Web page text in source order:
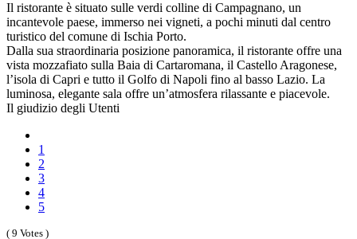
Il ristorante è situato sulle verdi colline di Campagnano, un
incantevole paese, immerso nei vigneti, a pochi minuti dal centro
turistico del comune di Ischia Porto.
Dalla sua straordinaria posizione panoramica, il ristorante offre una
vista mozzafiato sulla Baia di Cartaromana, il Castello Aragonese,
l’isola di Capri e tutto il Golfo di Napoli fino al basso Lazio. La
luminosa, elegante sala offre un’atmosfera rilassante e piacevole.
Il giudizio degli Utenti
1
2
3
4
5
( 9 Votes )